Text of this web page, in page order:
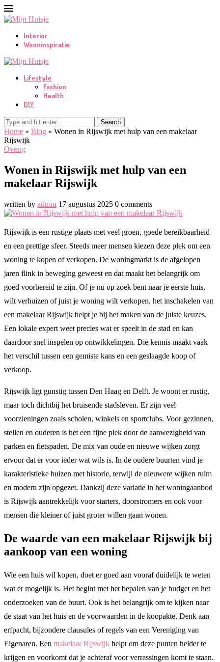
Interior
Wooninspiratie
Lifestyle
Fashion
Health
DIY
Search
Home » Blog » Wonen in Rijswijk met hulp van een makelaar
Rijswijk
Overig
Wonen in Rijswijk met hulp van een
makelaar Rijswijk
written by admin 17 augustus 2025 0 comments
Rijswijk is een rustige plaats met veel groen, goede bereikbaarheid
en een prettige sfeer. Steeds meer mensen kiezen deze plek om een
woning te kopen of verkopen. De woningmarkt is de afgelopen
jaren flink in beweging geweest en dat maakt het belangrijk om
goed voorbereid te zijn. Of je nu op zoek bent naar je eerste huis,
wilt verhuizen of juist je woning wilt verkopen, het inschakelen van
een makelaar Rijswijk helpt je bij het maken van de juiste keuzes.
Een lokale expert weet precies wat er speelt in de stad en kan
daardoor snel inspelen op ontwikkelingen. Die kennis maakt vaak
het verschil tussen een gemiste kans en een geslaagde koop of
verkoop.
Rijswijk ligt gunstig tussen Den Haag en Delft. Je woont er rustig,
maar toch dichtbij het bruisende stadsleven. Er zijn veel
voorzieningen zoals scholen, winkels en sportclubs. Voor gezinnen,
stellen en ouderen is het een fijne plek door de aanwezigheid van
parken en fietspaden. De mix van oude en nieuwe wijken zorgt
ervoor dat er voor ieder wat wils is. In de oudere buurten vind je
karakteristieke huizen met historie, terwijl de nieuwere wijken ruim
en modern zijn opgezet. Dankzij deze variatie in het woningaanbod
is Rijswijk aantrekkelijk voor starters, doorstromers en ook voor
mensen die kleiner of juist groter willen gaan wonen.
De waarde van een makelaar Rijswijk bij
aankoop van een woning
Wie een huis wil kopen, doet er goed aan vooraf duidelijk te weten
wat er mogelijk is. Het begint met het bepalen van je budget en het
onderzoeken van de buurt. Ook is het belangrijk om te kijken naar
de staat van het huis en de voorwaarden in de koopakte. Denk aan
erfpacht, bijzondere clausules of regels van een Vereniging van
Eigenaren. Een makelaar Rijswijk helpt om deze punten helder te
krijgen en voorkomt dat je achteraf voor verrassingen komt te staan.